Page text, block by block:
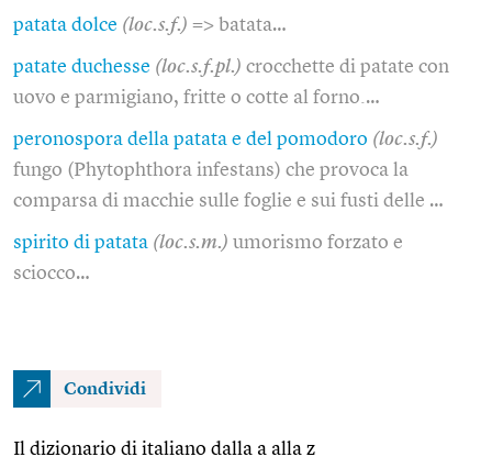
patata dolce (loc.s.f.) => batata…
patate duchesse (loc.s.f.pl.) crocchette di patate con
uovo e parmigiano, fritte o cotte al forno.…
peronospora della patata e del pomodoro (loc.s.f.)
fungo (Phytophthora infestans) che provoca la
comparsa di macchie sulle foglie e sui fusti delle …
spirito di patata (loc.s.m.) umorismo forzato e
sciocco…
Condividi
Il dizionario di italiano dalla a alla z